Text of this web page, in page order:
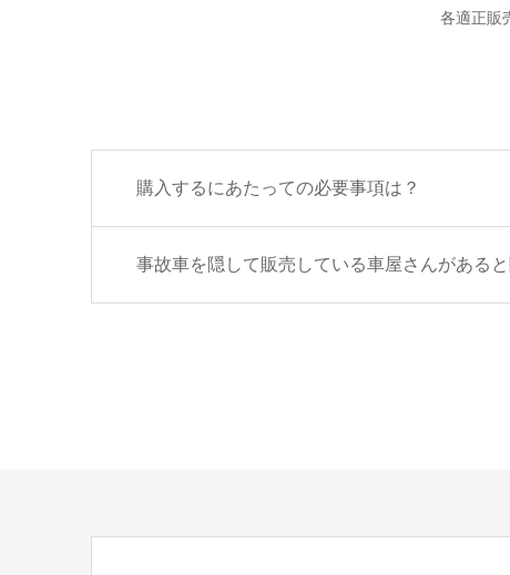
各適正販
購入するにあたっての必要事項は？
事故車を隠して販売している車屋さんがある